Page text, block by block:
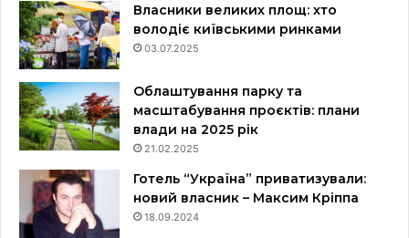
Власники великих площ: хто
володіє київськими ринками
03.07.2025
Облаштування парку та
масштабування проєктів: плани
влади на 2025 рік
21.02.2025
Готель “Україна” приватизували:
новий власник – Максим Кріппа
18.09.2024